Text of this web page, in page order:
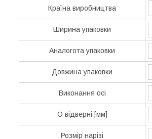
Країна виробництва
Ширина упаковки
Аналогота упаковки
Довжина упаковки
Виконання осі
O відверні [мм]
Розмір нарізі